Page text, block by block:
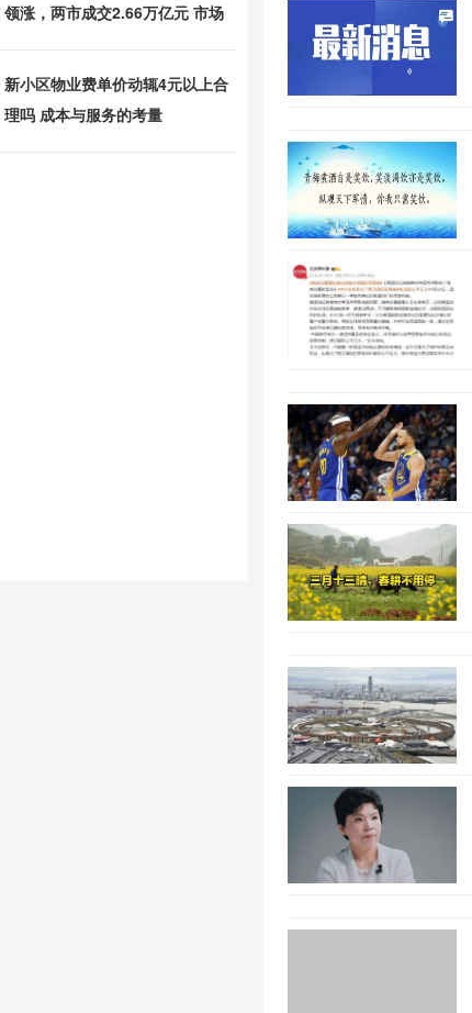
领涨，两市成交2.66万亿元 市场
新小区物业费单价动辄4元以上合
理吗 成本与服务的考量